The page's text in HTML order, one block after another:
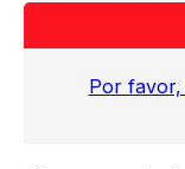
herramientas
pastel que las
grados y la
y longitudes
Por favor,